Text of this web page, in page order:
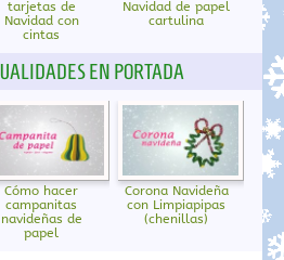
tarjetas de
Navidad con
cintas
Navidad de papel
cartulina
EN PORTADA
Cómo hacer
campanitas
navideñas de
papel
Corona Navideña
con Limpiapipas
(chenillas)